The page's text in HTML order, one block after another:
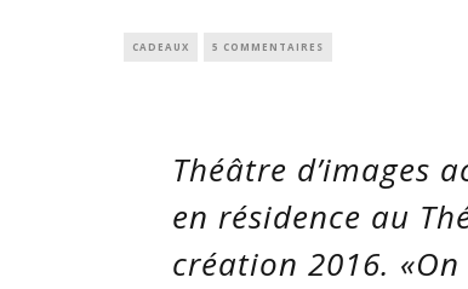
CADEAUX 5 COMMENTAIRES
Théâtre d’images
en résidence au
création 2016.